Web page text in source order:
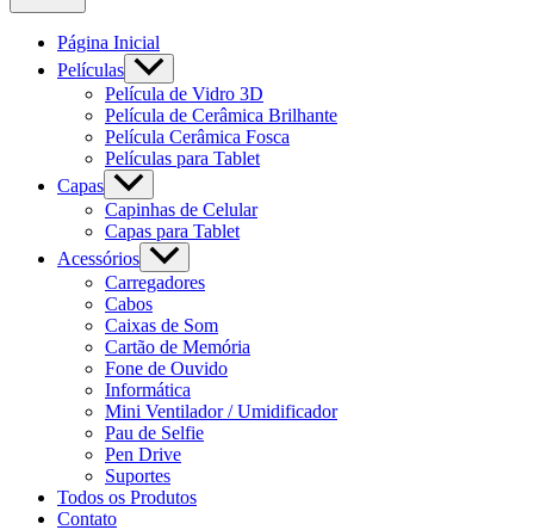
Página Inicial
Películas
Película de Vidro 3D
Película de Cerâmica Brilhante
Película Cerâmica Fosca
Películas para Tablet
Capas
Capinhas de Celular
Capas para Tablet
Acessórios
Carregadores
Cabos
Caixas de Som
Cartão de Memória
Fone de Ouvido
Informática
Mini Ventilador / Umidificador
Pau de Selfie
Pen Drive
Suportes
Todos os Produtos
Contato